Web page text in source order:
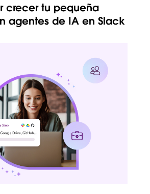
crecer tu pequeña
agentes de IA en Slack